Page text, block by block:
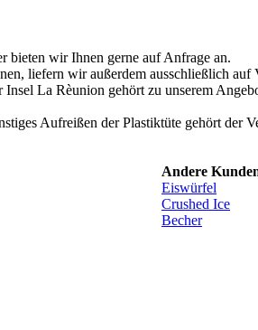
bieten wir Ihnen gerne auf Anfrage an.
liefern wir außerdem ausschließlich auf
La Rèunion gehört zu unserem
Aufreißen der Plastiktüte gehört der
Andere
Eiswürfel
Crushed Ice
Becher